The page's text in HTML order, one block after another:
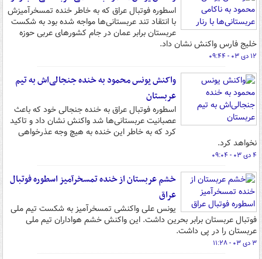
اسطوره فوتبال عراق که به خاطر خنده تمسخرآمیزش
با انتقاد تند عربستانی‌ها مواجه شده بود به شکست
عربستان برابر عمان در جام کشورهای عربی حوزه
خلیج فارس واکنش نشان داد.
۱۲ دی ۰۳ - ۰۹:۴۴
واکنش یونس محمود به خنده جنجالی‌اش به تیم
عربستان
اسطوره فوتبال عراق به خنده جنجالی خود که باعث
عصبانیت عربستانی‌ها شد واکنش نشان داد و تاکید
کرد که به خاطر این خنده به هیچ وجه عذرخواهی
نخواهد کرد.
۴ دی ۰۳ - ۰۹:۰۴
خشم عربستان از خنده تمسخرآمیز اسطوره فوتبال
عراق
یونس علی واکنشی تمسخرآمیز به شکست تیم ملی
فوتبال عربستان برابر بحرین داشت. این واکنش خشم هواداران تیم ملی
عربستان را در پی داشت.
۳ دی ۰۳ - ۱۱:۲۸